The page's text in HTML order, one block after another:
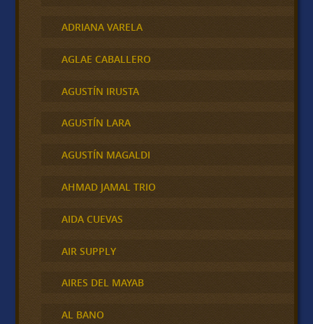
ADRIANA VARELA
AGLAE CABALLERO
AGUSTÍN IRUSTA
AGUSTÍN LARA
AGUSTÍN MAGALDI
AHMAD JAMAL TRIO
AIDA CUEVAS
AIR SUPPLY
AIRES DEL MAYAB
AL BANO